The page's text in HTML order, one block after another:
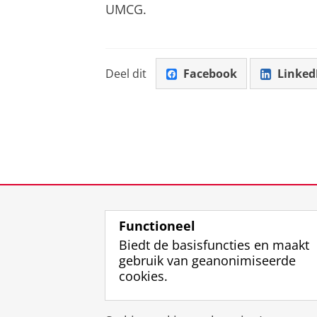
UMCG.
Deel dit Facebook
Functioneel
Biedt de basisfuncties en maakt
gebruik van geanonimiseerde
cookies.